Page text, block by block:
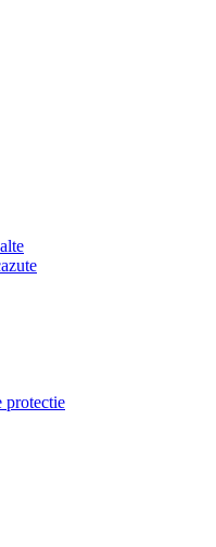
protectie